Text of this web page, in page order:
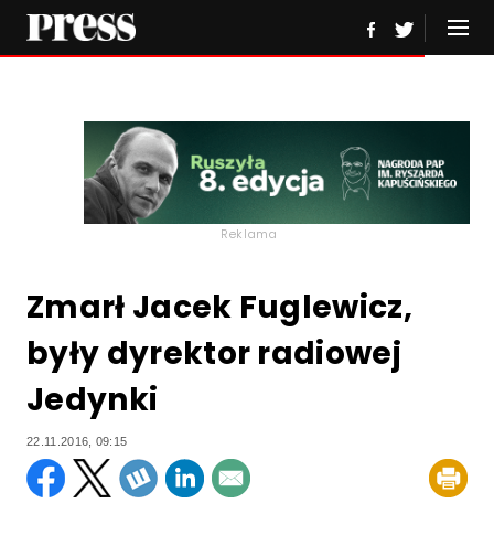
Reklama
Zmarł Jacek Fuglewicz,
były dyrektor radiowej
Jedynki
22.11.2016, 09:15